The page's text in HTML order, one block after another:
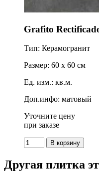
Grafito
Тип: Керамогранит
Размер: 60 x 60 см
Ед. изм.: кв.м.
Доп.инфо: матовый
Уточните цену
при заказе
Другая плитка